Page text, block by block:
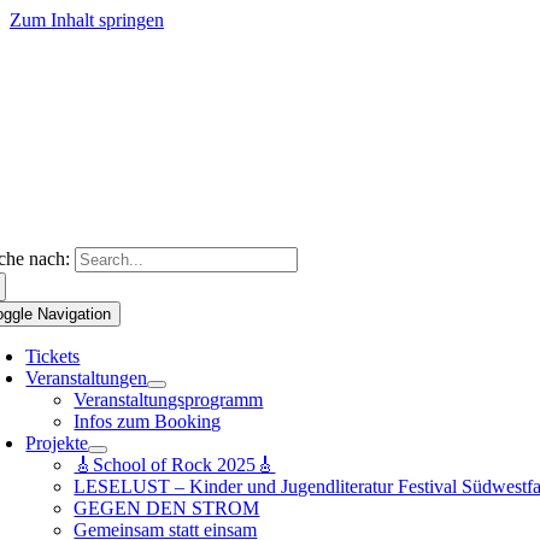
Zum Inhalt springen
nach:
Navigation
Tickets
Veranstaltungen
Veranstaltungsprogramm
Infos zum Booking
Projekte
🎸School of Rock 2025🎸
LESELUST – Kinder und Jugendliteratur Festival
GEGEN DEN STROM
Gemeinsam statt einsam